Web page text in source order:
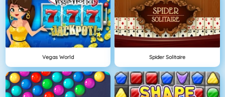
Vegas World Spider Solitaire